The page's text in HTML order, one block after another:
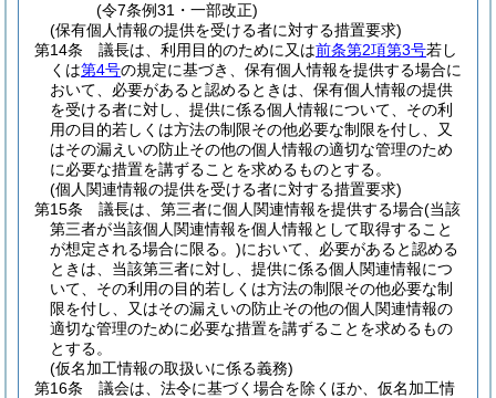
(令7条例31・一部改正)
(保有個人情報の提供を受ける者に対する措置要求)
第14条
議長は、利用目的のために又は前条第2項第3号若し
くは第4号の規定に基づき、保有個人情報を提供する場合に
おいて、必要があると認めるときは、保有個人情報の提供
を受ける者に対し、提供に係る個人情報について、その利
用の目的若しくは方法の制限その他必要な制限を付し、又
はその漏えいの防止その他の個人情報の適切な管理のため
に必要な措置を講ずることを求めるものとする。
(個人関連情報の提供を受ける者に対する措置要求)
第15条
議長は、第三者に個人関連情報を提供する場合(当該
第三者が当該個人関連情報を個人情報として取得すること
が想定される場合に限る。)において、必要があると認める
ときは、当該第三者に対し、提供に係る個人関連情報につ
いて、その利用の目的若しくは方法の制限その他必要な制
限を付し、又はその漏えいの防止その他の個人関連情報の
適切な管理のために必要な措置を講ずることを求めるもの
とする。
(仮名加工情報の取扱いに係る義務)
第16条
議会は、法令に基づく場合を除くほか、仮名加工情